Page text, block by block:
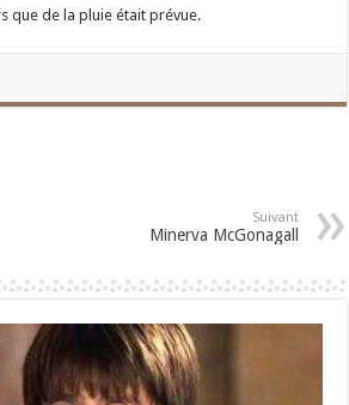
que de la pluie était prévue.
Suivant
Minerva McGonagall